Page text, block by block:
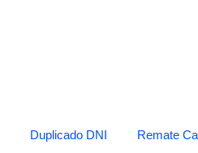
Duplicado DNI Remate